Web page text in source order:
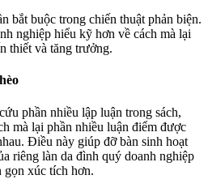
bắt buộc trong chiến thuật phản biện.
nghiệp hiểu kỹ hơn về cách mà lại
thiết và tăng trưởng.
phần nhiều lập luận trong sách,
mà lại phần nhiều luận điểm được
Điều này giúp đỡ bàn sinh hoạt
riêng làn da đình quý doanh nghiệp
gọn xúc tích hơn.